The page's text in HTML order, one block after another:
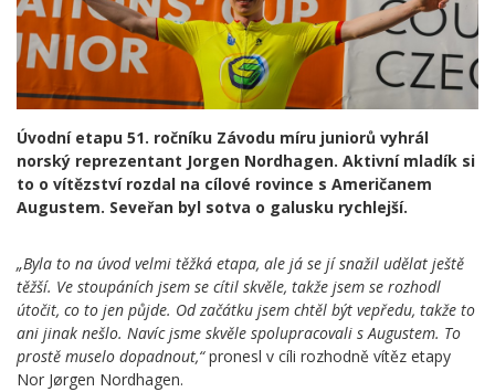
Úvodní etapu 51. ročníku Závodu míru juniorů vyhrál
norský reprezentant Jorgen Nordhagen. Aktivní mladík si
to o vítězství rozdal na cílové rovince s Američanem
Augustem. Seveřan byl sotva o galusku rychlejší.
„Byla to na úvod velmi těžká etapa, ale já se jí snažil udělat ještě
těžší. Ve stoupáních jsem se cítil skvěle, takže jsem se rozhodl
útočit, co to jen půjde. Od začátku jsem chtěl být vepředu, takže to
ani jinak nešlo. Navíc jsme skvěle spolupracovali s Augustem. To
prostě muselo dopadnout,“pronesl v cíli rozhodně vítěz etapy
Nor Jørgen Nordhagen.